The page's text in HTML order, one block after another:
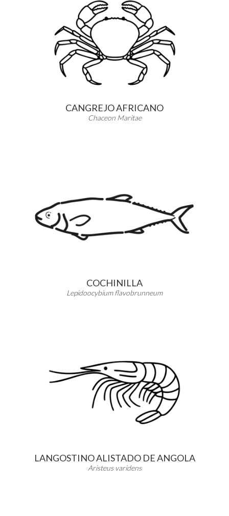
CANGREJO AFRICANO
Chaceon Maritae
COCHINILLA
Lepidoocybium flavobrunneum
LANGOSTINO ALISTADO DE ANGOLA
Aristeus varidens